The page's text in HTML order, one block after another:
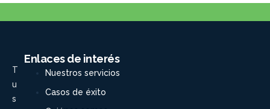
T
u
s
Enlaces de interés
Nuestros servicios
Casos de éxito